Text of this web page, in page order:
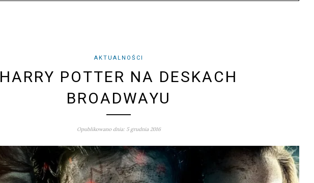
AKTUALNOŚCI
HARRY POTTER NA DESKACH
BROADWAYU
Opublikowano dnia: 5 grudnia 2016